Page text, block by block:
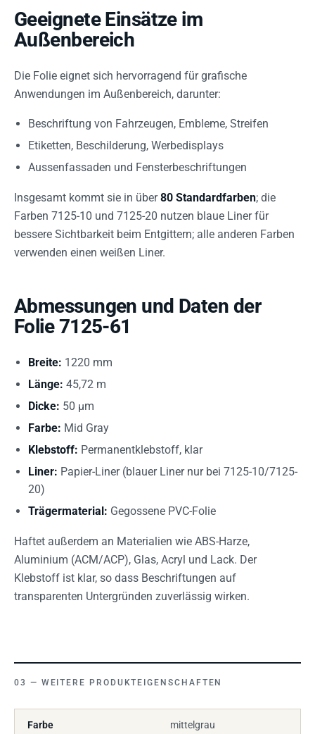
Geeignete Einsätze im
Außenbereich
Die Folie eignet sich hervorragend für grafische
Anwendungen im Außenbereich, darunter:
Beschriftung von Fahrzeugen, Embleme, Streifen
Etiketten, Beschilderung, Werbedisplays
Aussenfassaden und Fensterbeschriftungen
Insgesamt kommt sie in über80 Standardfarben; die
Farben 7125-10 und 7125-20 nutzen blaue Liner für
bessere Sichtbarkeit beim Entgittern; alle anderen Farben
verwenden einen weißen Liner.
Abmessungen und Daten der
Folie 7125-61
Breite: 1220 mm
Länge: 45,72 m
Dicke: 50 µm
Farbe: Mid Gray
Klebstoff: Permanentklebstoff, klar
Liner: Papier-Liner (blauer Liner nur bei 7125-10/7125-
20)
Trägermaterial: Gegossene PVC-Folie
Haftet außerdem an Materialien wie ABS-Harze,
Aluminium (ACM/ACP), Glas, Acryl und Lack. Der
Klebstoff ist klar, so dass Beschriftungen auf
transparenten Untergründen zuverlässig wirken.
WEITERE PRODUKTEIGENSCHAFTEN
Farbe mittelgrau